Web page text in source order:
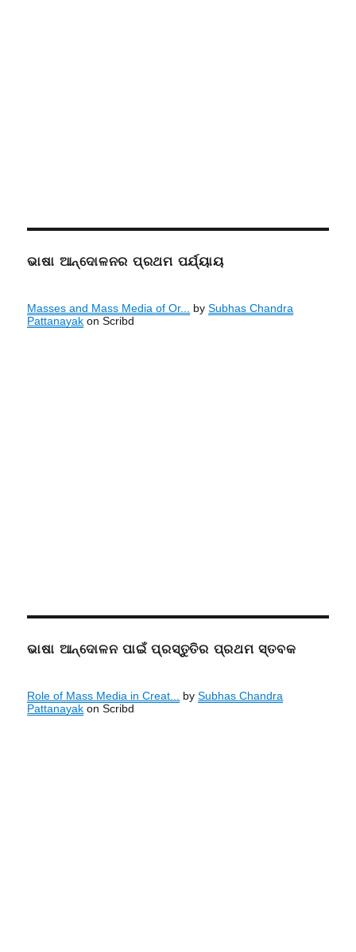
ଭାଷା ଆନ୍ଦୋଳନର ପ୍ରଥମ ପର୍ଯ୍ୟାୟ
Masses and Mass Media of Or... bySubhas Chandra
Pattanayak on Scribd
ଭାଷା ଆନ୍ଦୋଳନ ପାଇଁ ପ୍ରସ୍ତୁତିର ପ୍ରଥମ ସ୍ତବକ
Role of Mass Media in Creat... bySubhas Chandra
Pattanayak on Scribd